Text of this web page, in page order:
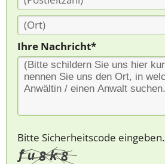
Ihre Nachricht*
Bitte Sicherheitscode eingeben.